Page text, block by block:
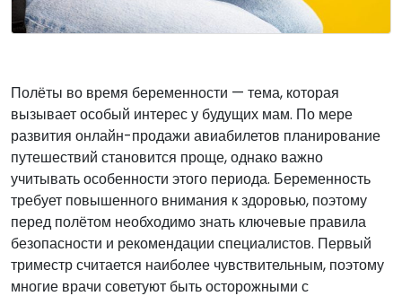
Полёты во время беременности — тема, которая
вызывает особый интерес у будущих мам. По мере
развития онлайн-продажи авиабилетов планирование
путешествий становится проще, однако важно
учитывать особенности этого периода. Беременность
требует повышенного внимания к здоровью, поэтому
перед полётом необходимо знать ключевые правила
безопасности и рекомендации специалистов. Первый
триместр считается наиболее чувствительным, поэтому
многие врачи советуют быть осторожными с